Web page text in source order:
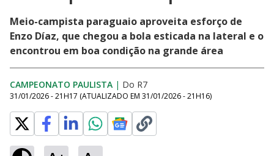
Meio-campista paraguaio aproveita esforço de
Enzo Díaz, que chegou a bola esticada na lateral e o
encontrou em boa condição na grande área
CAMPEONATO PAULISTA | Do R7
31/01/2026 - 21H17 (ATUALIZADO EM 31/01/2026 - 21H16)